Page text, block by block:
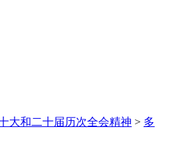
大和二十届历次全会精神 > 多